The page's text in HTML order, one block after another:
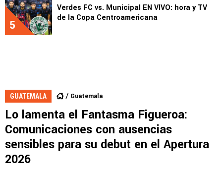
5
Verdes FC vs. Municipal EN VIVO: hora y TV
de la Copa Centroamericana
GUATEMALA Guatemala
Lo lamenta el Fantasma Figueroa:
Comunicaciones con ausencias
sensibles para su debut en el Apertura
2026